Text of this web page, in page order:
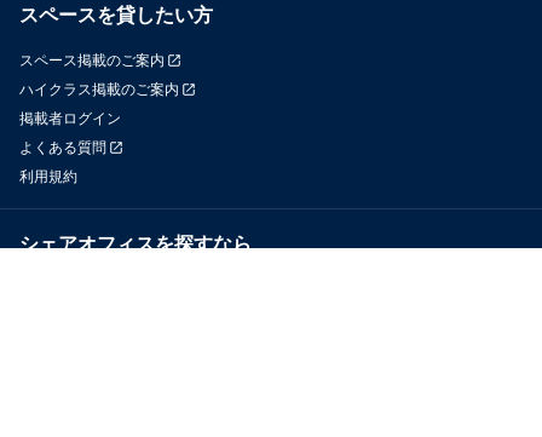
スペースを貸したい方
スペース掲載のご案内
ハイクラス掲載のご案内
掲載者ログイン
よくある質問
利用規約
シェアオフィスを探すなら